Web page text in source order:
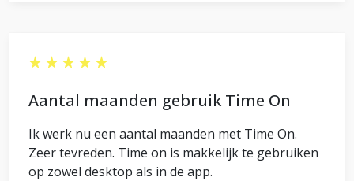
Aantal maanden gebruik Time On
Ik werk nu een aantal maanden met Time On.
Zeer tevreden. Time on is makkelijk te gebruiken
op zowel desktop als in de app.